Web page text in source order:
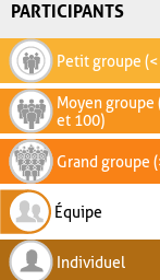
PARTICIPANTS
Petit groupe (<
Moyen groupe
et 100)
Grand groupe
Équipe
Individuel